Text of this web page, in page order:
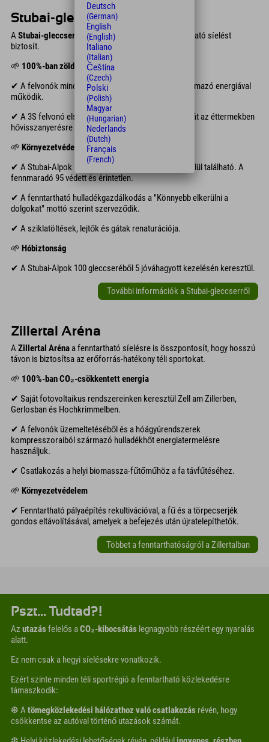
Stubai-gleccser
AStubai-gleccser felvonó üzemeltetője
is fenntartható síelést
biztosít.
🌱 100%-ban zöld áram
✔ A felvonók mindegyike megújuló forrásokból származó energiával
működik.
✔ A 3S felvonó elszívott levegőjének meleg energiáját az éttermekben
hővisszanyerésre használják.
🌱 Környezetvédelem
✔ A Stubai-Alpok 100 gleccseréből 5 a síterületen belül található. A
fennmaradó 95 védett és érintetlen.
✔ A fenntartható hulladékgazdálkodás a "Könnyebb elkerülni a
dolgokat" mottó szerint szerveződik.
✔ A sziklatöltések, lejtők és gátak renaturációja.
🌱 Hóbiztonság
✔ A Stubai-Alpok 100 gleccseréből 5 jóváhagyott kezelésén keresztül.
További információk a Stubai-gleccserről
Zillertal Aréna
AZillertal Aréna a fenntartható síelésre is összpontosít, hogy hosszú
távon is biztosítsa az erőforrás-hatékony téli sportokat.
🌱 100%-ban CO₂-csökkentett energia
✔ Saját fotovoltaikus rendszereinken keresztül Zell am Zillerben,
Gerlosban és Hochkrimmelben.
✔ A felvonók üzemeltetéséből és a hóágyúrendszerek
kompresszoraiból származó hulladékhőt energiatermelésre
használjuk.
✔ Csatlakozás a helyi biomassza-fűtőműhöz a fa távfűtéséhez.
🌱 Környezetvédelem
✔ Fenntartható pályaépítés rekultivációval, a fű és a törpecserjék
gondos eltávolításával, amelyek a befejezés után újratelepíthetők.
Többet a fenntarthatóságról a Zillertalban
Pszt... Tudtad?!
Az utazásfelelős aCO₂-kibocsátás legnagyobb részéért egy nyaralás
alatt.
Ez nem csak a hegyi síelésekre vonatkozik.
Ezért szinte minden téli sportrégió a fenntartható közlekedésre
támaszkodik:
❆ A tömegközlekedési hálózathoz való csatlakozás révén, hogy
csökkentse az autóval történő utazások számát.
Deutsch
(German)
English
(English)
Italiano
(Italian)
Čeština
(Czech)
Polski
(Polish)
Magyar
(Hungarian)
Nederlands
(Dutch)
Français
(French)